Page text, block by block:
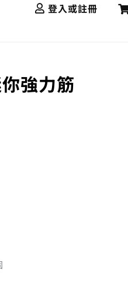
登入或註冊
強力筋